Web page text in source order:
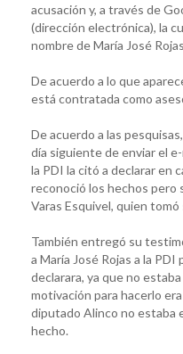
acusación y, a través de
(dirección electrónica), la
nombre de María José
De acuerdo a lo que
está contratada como
De acuerdo a las
día siguiente de enviar el
la PDI la citó a declarar en
reconoció los hechos pero
Varas Esquivel, quien
También entregó su
a María José Rojas a la
declarara, ya que no
motivación para hacerlo
diputado Alinco no estaba
hecho.